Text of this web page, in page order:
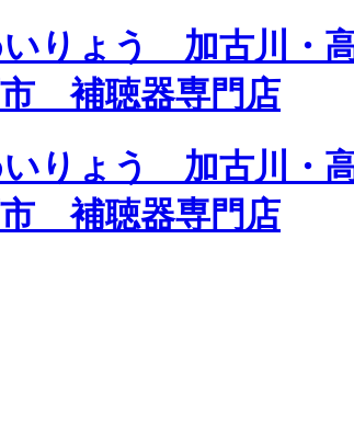
りょう 加古川・
市 補聴器専門店
りょう 加古川・
市 補聴器専門店